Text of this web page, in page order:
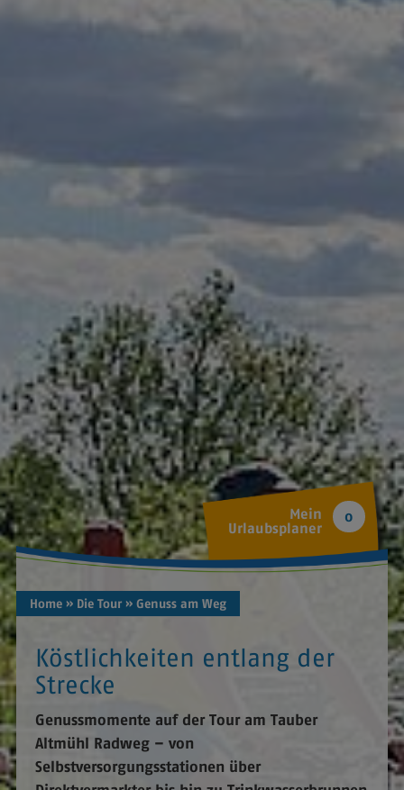
Mein
Urlaubsplaner
0
Home » Die Tour » Genuss am Weg
Köstlichkeiten entlang der
Strecke
Genussmomente auf der Tour am Tauber
Altmühl Radweg – von
Selbstversorgungsstationen über